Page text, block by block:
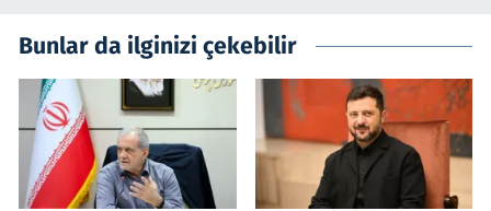
Bunlar da ilginizi çekebilir